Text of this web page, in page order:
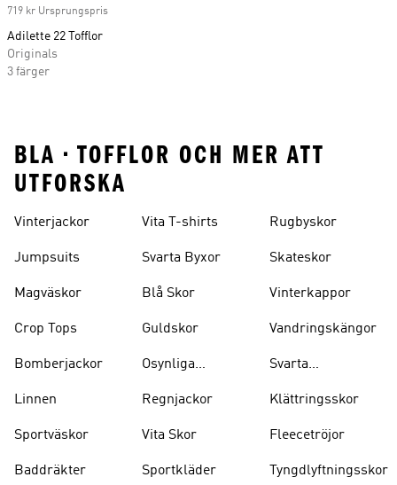
719 kr Ursprungspris
Adilette 22 Tofflor
Originals
3 färger
BLA • TOFFLOR OCH MER ATT
UTFORSKA
Vinterjackor
Jumpsuits
Magväskor
Crop Tops
Bomberjackor
Linnen
Sportväskor
Baddräkter
Vita T-shirts
Svarta Byxor
Blå Skor
Guldskor
Osynliga
Regnjackor
Vita Skor
Sportkläder
Rugbyskor
Skateskor
Vinterkappor
Vandringskängor
Svarta
Klättringsskor
Fleecetröjor
Tyngdlyftningsskor